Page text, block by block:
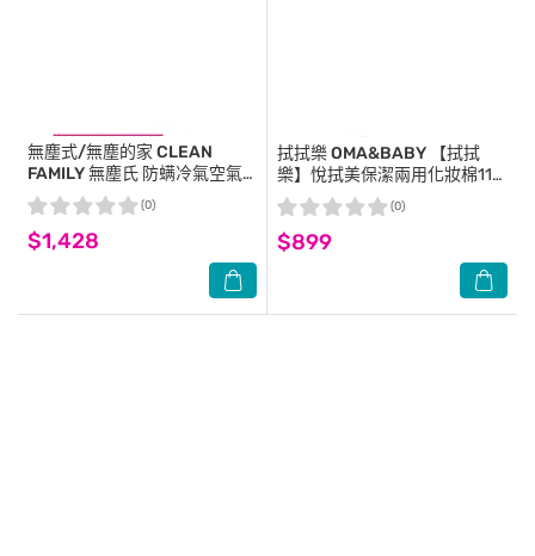
無塵式/無塵的家 CLEAN
FAMILY無塵氏 防螨冷氣空氣
濾網 (37cm*60cm*12盒/箱)-
箱購
$1,428
(0)
拭拭樂 OMA&BABY 【拭拭
樂】悅拭美保潔兩用化妝棉110
抽x24盒-箱購
$899
(0)